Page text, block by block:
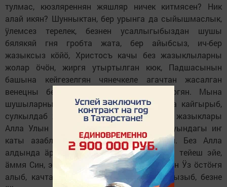
тулмас, кюзляреннян жяшляр ничек китмясен? Ник
алай икян? Шунныктан, бер урынга да сыйышмаслык,
ӱлемсез терелек, безнен усаллыгыбыздан шушы
бялякяй гня гробта жата, бер aйыбсыз, ич-бер
жазыксыз кӧйӧ, Христосъ качы без жазыклыларны
жолар ӧчӧн, жиргя утыртылган кюк, Падшасынын
башына кейгезелгян чянечкеле агачтан жасалган
венецны безнен усал уйларыбызны ӱргян. Мына
шушыларны уйлаб, Аныҥ гробы алдында кайгырыб,
сулкылдаб жылаб торорга тейеш, дoнья жазыклары
Алла Улын качка кютярткян. Голгофа тауындагы иҥ
каты азабларга тюзяргя тейешле иткян. Без Алла
алдында ӓр-турыдан жазыклы кешеляргя тейеш эйе,
ӓммя Син, эй Алла Улы, дoнья жазыкларын Ӱз ӧстӧҥя
алыб, качта Ӱзенеҥ кадерле каныҥны агызыб, безне